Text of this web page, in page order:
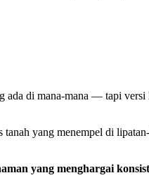
ada di mana-mana — tapi
yang menempel di
yang menghargai